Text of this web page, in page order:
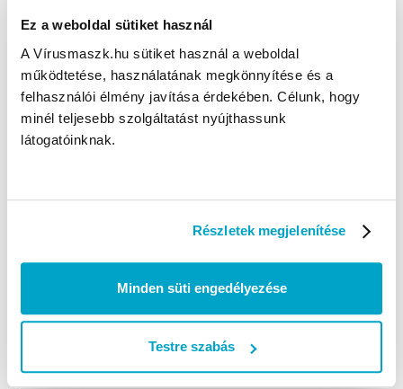
Ez a weboldal sütiket használ
A Vírusmaszk.hu sütiket használ a weboldal
működtetése, használatának megkönnyítése és a
felhasználói élmény javítása érdekében. Célunk, hogy
minél teljesebb szolgáltatást nyújthassunk
látogatóinknak.
Részletek megjelenítése
Minden süti engedélyezése
Testre szabás
védőruhák és más védőeszközök raktárról, 1 munkanapos kiszállítás a
Vírusmaszk Webáruházból.
KÉRDÉSED VAN?
Fordulj hozzánk bizalommal
HASZNOS LINKEK
Termék visszaküldés
Fizetési mód